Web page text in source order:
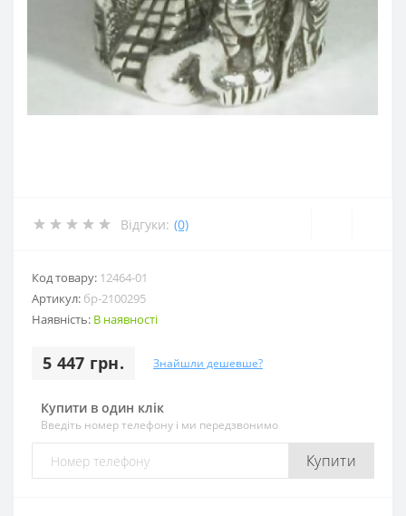
Відгуки: (0)
Код товару: 12464-01
Артикул: бр-2100295
Наявність: В наявності
5 447 грн. Знайшли дешевше?
Купити в один клік
Введіть номер телефону і ми передзвонимо
Купити